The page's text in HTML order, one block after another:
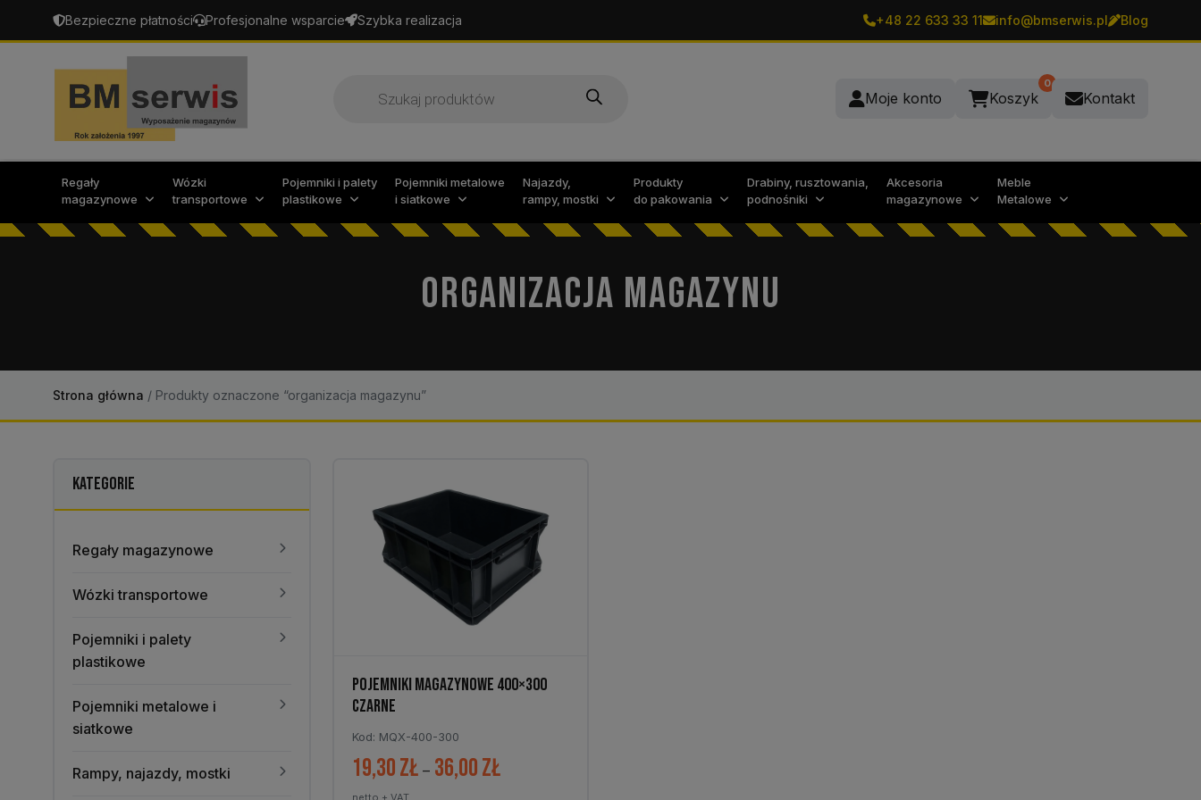
Bezpieczne płatności Profesjonalne wsparcie Szybka realizacja +48 22 633 33 11 info@bmserwis.pl Blog
produktów
Moje konto Koszyk
0
Kontakt
Regały
magazynowe
Wózki
transportowe
Pojemniki i palety
plastikowe
Pojemniki metalowe
i siatkowe
Najazdy,
rampy, mostki
Produkty
do pakowania
Drabiny, rusztowania,
podnośniki
Akcesoria
magazynowe
Meble
Metalowe
ORGANIZACJA MAGAZYNU
Strona główna / Produkty oznaczone “organizacja magazynu”
KATEGORIE
Regały magazynowe
Wózki transportowe
Pojemniki i palety
plastikowe
Pojemniki metalowe i
siatkowe
Rampy, najazdy, mostki
POJEMNIKI MAGAZYNOWE 400×300
CZARNE
Kod: MQX-400-300
19,30zł – 36,00zł
netto + VAT